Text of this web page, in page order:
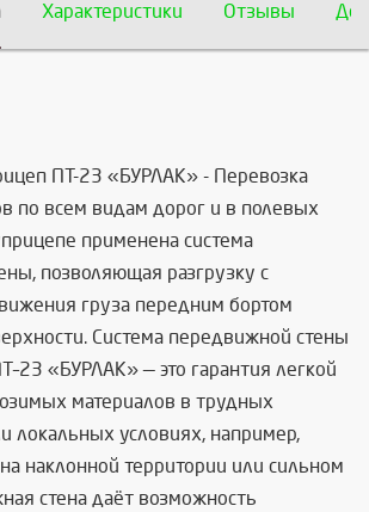
Характеристики Отзывы
ПТ-23 «БУРЛАК» - Перевозка
по всем видам дорог и в полевых
применена система
позволяющая разгрузку с
груза передним бортом
Система передвижной стены
«БУРЛАК» — это гарантия легкой
материалов в трудных
локальных условиях, например,
наклонной территории или сильном
стена даёт возможность